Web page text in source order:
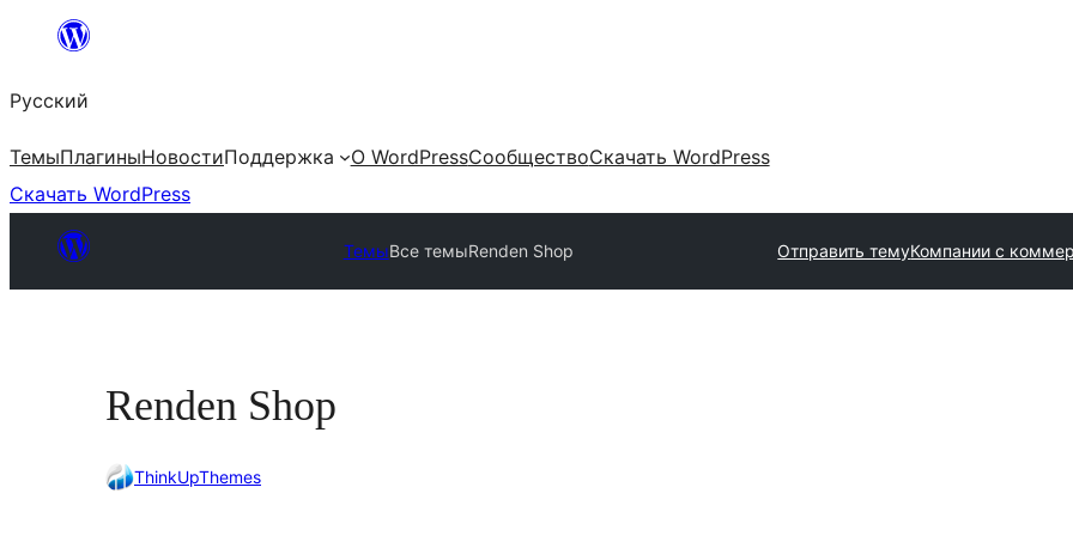
Перейти
содержимому
Русский
ТемыПлагиныНовостиПоддержка О WordPressСообществоСкачать WordPress
Скачать WordPress
ТемыВсе темыRenden Shop Отправить темуКомпании с
Renden Shop
ThinkUpThemes